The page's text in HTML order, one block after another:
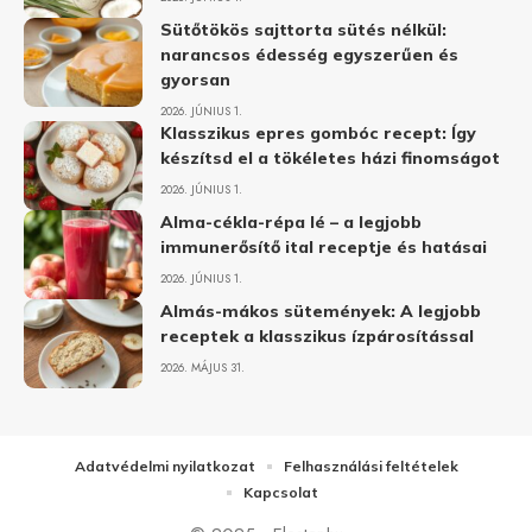
Sütőtökös sajttorta sütés nélkül:
narancsos édesség egyszerűen és
gyorsan
2026. JÚNIUS 1.
Klasszikus epres gombóc recept: Így
készítsd el a tökéletes házi finomságot
2026. JÚNIUS 1.
Alma-cékla-répa lé – a legjobb
immunerősítő ital receptje és hatásai
2026. JÚNIUS 1.
Almás-mákos sütemények: A legjobb
receptek a klasszikus ízpárosítással
2026. MÁJUS 31.
Adatvédelmi nyilatkozat
Felhasználási feltételek
Kapcsolat